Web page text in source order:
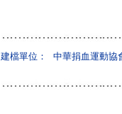
建檔單位： 中華捐血運動協